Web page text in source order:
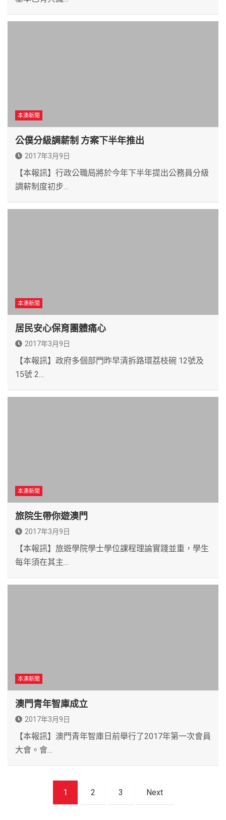
本澳新聞
公僕分級調薪制 方案下半年推出
2017年3月9日
【本報訊】行政公職局將於今年下半年提出公務員分級
調薪制度初步…
本澳新聞
居民安心保育團體痛心
2017年3月9日
【本報訊】政府多個部門昨早清拆路環荔枝碗 12號及
15號 2…
本澳新聞
旅院生帶你遊澳門
2017年3月9日
【本報訊】旅遊學院學士學位課程理論實踐並重，學生
每年須在其主…
本澳新聞
澳門青年智庫成立
2017年3月9日
【本報訊】澳門青年智庫日前舉行了2017年第一次會員
大會。會…
1 2 3 Next